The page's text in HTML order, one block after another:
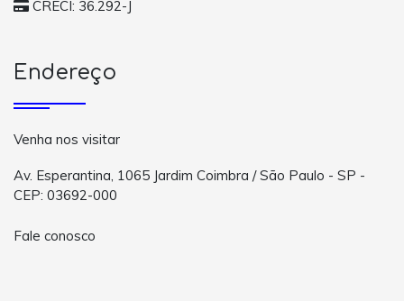
CRECI: 36.292-J
Endereço
Venha nos visitar
Av. Esperantina, 1065 Jardim Coimbra / São Paulo - SP -
CEP: 03692-000
Fale conosco